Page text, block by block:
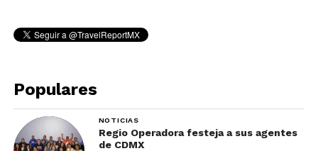
Populares
NOTICIAS
Regio Operadora festeja a sus agentes
de CDMX